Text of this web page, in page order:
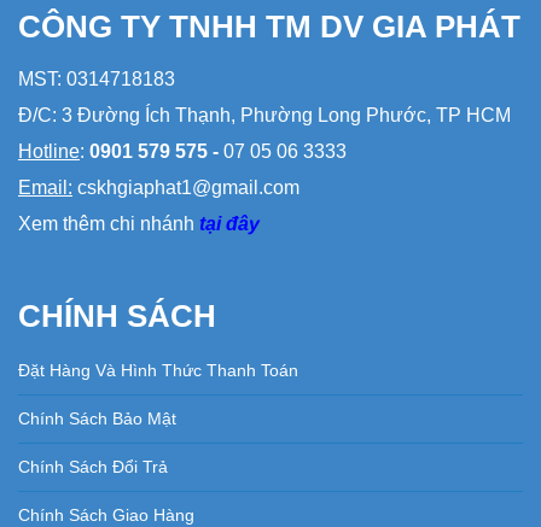
CÔNG TY TNHH TM DV GIA PHÁT
MST: 0314718183
Đ/C: 3 Đường Ích Thạnh, Phường Long Phước, TP HCM
Hotline: 0901 579 575 - 07 05 06 3333
Email: cskhgiaphat1@gmail.com
Xem thêm chi nhánh tại đây
CHÍNH SÁCH
Đặt Hàng Và Hình Thức Thanh Toán
Chính Sách Bảo Mật
Chính Sách Đổi Trả
Chính Sách Giao Hàng